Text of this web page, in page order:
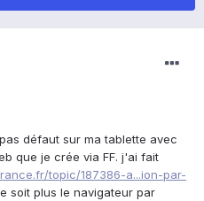
défaut sur ma tablette avec
que je crée via FF. j'ai fait
topic/187386-a...ion-par-
soit plus le navigateur par